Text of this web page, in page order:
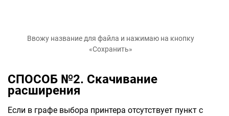
Ввожу название для файла и нажимаю на кнопку
«Сохранить»
СПОСОБ №2. Скачивание
расширения
Если в графе выбора принтера отсутствует пункт с